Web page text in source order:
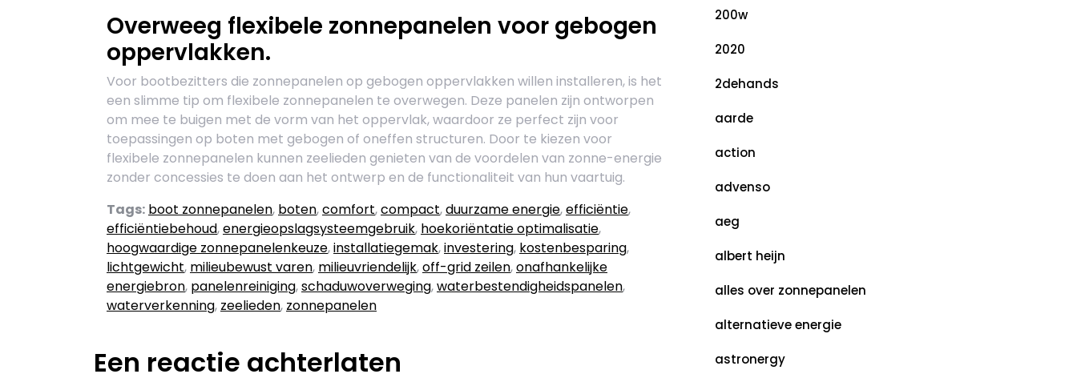
Overweeg flexibele zonnepanelen voor gebogen
oppervlakken.
Voor bootbezitters die zonnepanelen op gebogen oppervlakken willen installeren, is het
een slimme tip om flexibele zonnepanelen te overwegen. Deze panelen zijn ontworpen
om mee te buigen met de vorm van het oppervlak, waardoor ze perfect zijn voor
toepassingen op boten met gebogen of oneffen structuren. Door te kiezen voor
flexibele zonnepanelen kunnen zeelieden genieten van de voordelen van zonne-energie
zonder concessies te doen aan het ontwerp en de functionaliteit van hun vaartuig.
Tags: boot zonnepanelen, boten,comfort,compact,duurzame energie,efficiëntie,
efficiëntiebehoud,energieopslagsysteemgebruik, hoekoriëntatie optimalisatie,
hoogwaardige zonnepanelenkeuze,installatiegemak,investering, kostenbesparing,
lichtgewicht, milieubewust varen, milieuvriendelijk,off-grid zeilen,onafhankelijke
energiebron, panelenreiniging,schaduwoverweging,waterbestendigheidspanelen,
waterverkenning, zeelieden, zonnepanelen
Een reactie achterlaten
200w
2020
2dehands
aarde
action
advenso
aeg
albert heijn
alles over zonnepanelen
alternatieve energie
astronergy